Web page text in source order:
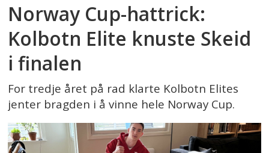
Norway Cup-hattrick:
Kolbotn Elite knuste Skeid
i finalen
For tredje året på rad klarte Kolbotn Elites
jenter bragden i å vinne hele Norway Cup.